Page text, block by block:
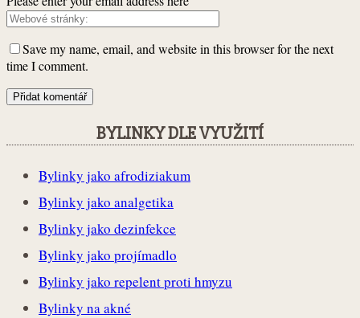
Save my name, email, and website in this browser for the next
time I comment.
BYLINKY DLE VYUŽITÍ
Bylinky jako afrodiziakum
Bylinky jako analgetika
Bylinky jako dezinfekce
Bylinky jako projímadlo
Bylinky jako repelent proti hmyzu
Bylinky na akné